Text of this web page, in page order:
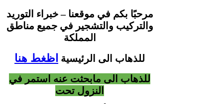
مرحبًا بكم في موقعنا – خبراء التوريد
والتركيب والتشجير في جميع مناطق
المملكة
للذهاب الى الرئيسية اظغط هنا
للذهاب الى مابحثت عنه استمر في
النزول تحت